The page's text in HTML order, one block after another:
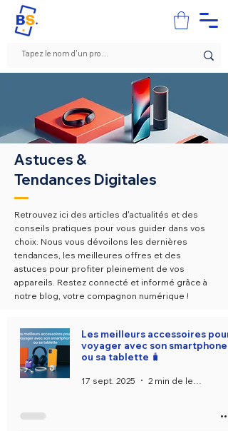
Astuces &
Tendances Digitales
Retrouvez ici des articles d'actualités et des
conseils pratiques pour vous guider dans vos
choix. Nous vous dévoilons les dernières
tendances, les meilleures offres et des
astuces pour profiter pleinement de vos
appareils. Restez connecté et informé grâce à
notre blog, votre compagnon numérique !
Les meilleurs accessoires pour
voyager avec son smartphone
ou sa tablette 🧳
17 sept. 2025